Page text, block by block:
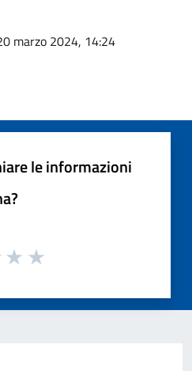
marzo 2024, 14:24
le informazioni